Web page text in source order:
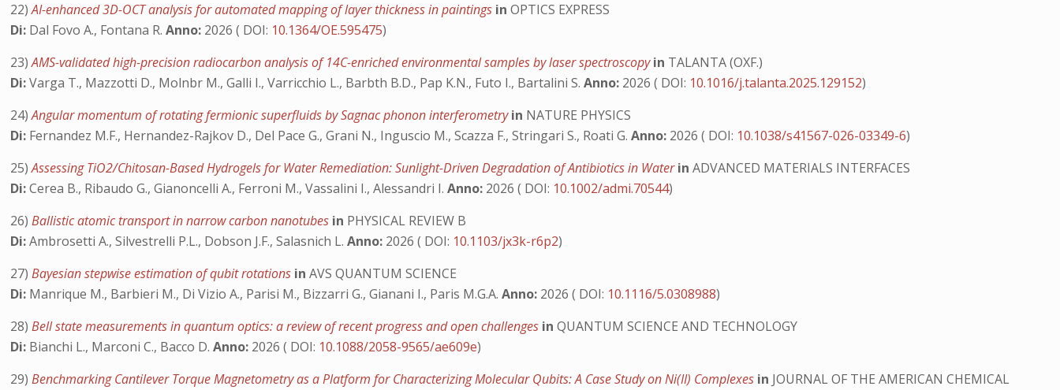
22)AI-enhanced 3D-OCT analysis for automated mapping of layer thickness in paintings in OPTICS EXPRESS
Di: Dal Fovo A., Fontana R.Anno: 2026 ( DOI: 10.1364/OE.595475)
23)AMS-validated high-precision radiocarbon analysis of 14C-enriched environmental samples by laser spectroscopyin TALANTA (OXF.)
Di:Varga T., Mazzotti D., Molnbr M., Galli I., Varricchio L., Barbth B.D., Pap K.N., Futo I., Bartalini S.Anno: 2026 ( DOI: 10.1016/j.talanta.2025.129152)
24)Angular momentum of rotating fermionic superfluids by Sagnac phonon interferometryin NATURE PHYSICS
Di: Fernandez M.F., Hernandez-Rajkov D., Del Pace G., Grani N., Inguscio M., Scazza F., Stringari S., Roati G.Anno: 2026 ( DOI: 10.1038/s41567-026-03349-6)
25)Assessing TiO2/Chitosan-Based Hydrogels for Water Remediation: Sunlight-Driven Degradation of Antibiotics in Waterin ADVANCED MATERIALS INTERFACES
Di:Cerea B., Ribaudo G., Gianoncelli A., Ferroni M., Vassalini I., Alessandri I.Anno: 2026 ( DOI: 10.1002/admi.70544)
26)Ballistic atomic transport in narrow carbon nanotubes in PHYSICAL REVIEW B
Di:Ambrosetti A., Silvestrelli P.L., Dobson J.F., Salasnich L.Anno: 2026 ( DOI: 10.1103/jx3k-r6p2)
27)Bayesian stepwise estimation of qubit rotations in AVS QUANTUM SCIENCE
Di: Manrique M., Barbieri M., Di Vizio A., Parisi M., Bizzarri G., Gianani I., Paris M.G.A.Anno: 2026 ( DOI: 10.1116/5.0308988)
28)Bell state measurements in quantum optics: a review of recent progress and open challenges in QUANTUM SCIENCE AND TECHNOLOGY
Di: Bianchi L., Marconi C., Bacco D.Anno: 2026 ( DOI: 10.1088/2058-9565/ae609e)
29)Benchmarking Cantilever Torque Magnetometry as a Platform for Characterizing Molecular Qubits: A Case Study on Ni(II) Complexes in JOURNAL OF THE AMERICAN CHEMICAL